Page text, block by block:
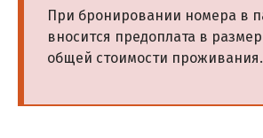
При бронировании номера в
вносится предоплата в
общей стоимости проживания.